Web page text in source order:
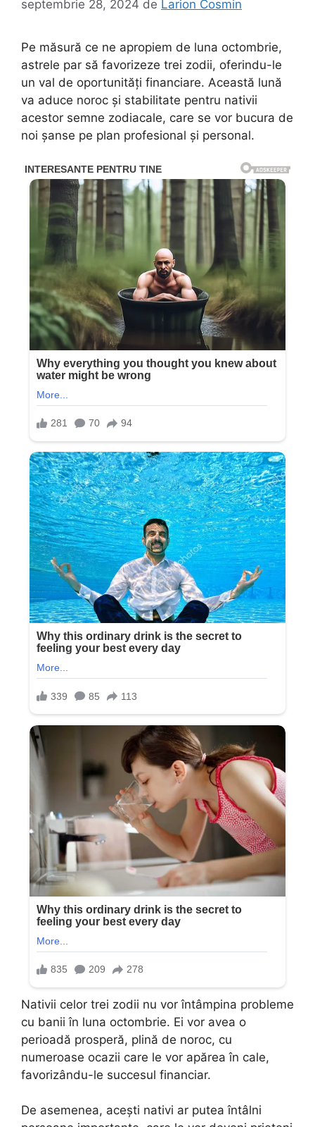
septembrie 28, 2024 de Larion Cosmin
Pe măsură ce ne apropiem de luna octombrie,
astrele par să favorizeze trei zodii, oferindu-le
un val de oportunități financiare. Această lună
va aduce noroc și stabilitate pentru nativii
acestor semne zodiacale, care se vor bucura de
noi șanse pe plan profesional și personal.
Nativii celor trei zodii nu vor întâmpina probleme
cu banii în luna octombrie. Ei vor avea o
perioadă prosperă, plină de noroc, cu
numeroase ocazii care le vor apărea în cale,
favorizându-le succesul financiar.
De asemenea, acești nativi ar putea întâlni